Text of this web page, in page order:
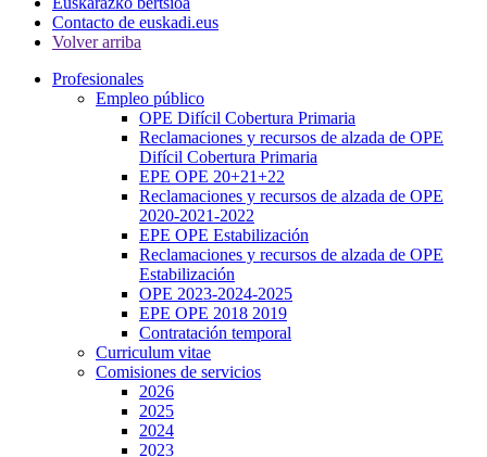
Contacto de euskadi.eus
Volver arriba
Profesionales
Empleo público
OPE Difícil Cobertura Primaria
Reclamaciones y recursos de alzada de OPE
Difícil Cobertura Primaria
EPE OPE 20+21+22
Reclamaciones y recursos de alzada de OPE
2020-2021-2022
EPE OPE Estabilización
Reclamaciones y recursos de alzada de OPE
Estabilización
OPE 2023-2024-2025
EPE OPE 2018 2019
Contratación temporal
Curriculum vitae
Comisiones de servicios
2026
2025
2024
2023